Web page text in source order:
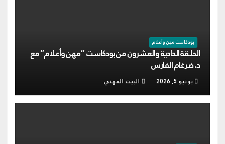
بودكاست مهن وأعلام
الحلقة الحادية والعشرون من بودكاست “مهن وأعلام” مع
د. ضرغام الفارس
يونيو 5, 2026 البيت المهني